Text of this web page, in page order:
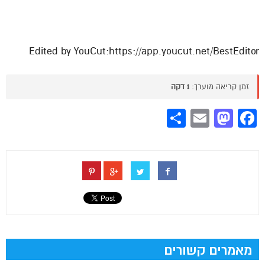
Edited by YouCut:https://app.youcut.net/BestEditor
זמן קריאה מוערך: 1 דקה
Facebook
Mastodon
Email
מאמרים קשורים